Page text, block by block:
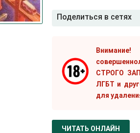
Поделиться в сетях
СТРОГО
ЛГБТ и
для
ЧИТАТЬ ОНЛАЙН